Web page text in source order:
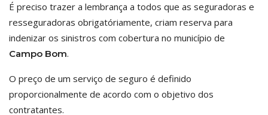
É preciso trazer a lembrança a todos que as seguradoras e
resseguradoras obrigatóriamente, criam reserva para
indenizar os sinistros com cobertura no município de
Campo Bom.
O preço de um serviço de seguro é definido
proporcionalmente de acordo com o objetivo dos
contratantes.